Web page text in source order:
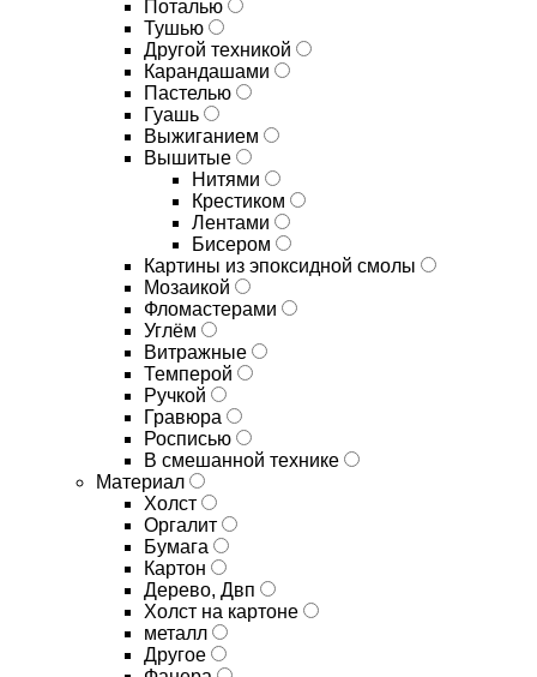
Поталью
Тушью
Другой техникой
Карандашами
Пастелью
Гуашь
Выжиганием
Вышитые
Нитями
Крестиком
Лентами
Бисером
Картины из эпоксидной смолы
Мозаикой
Фломастерами
Углём
Витражные
Темперой
Ручкой
Гравюра
Росписью
В смешанной технике
Материал
Холст
Оргалит
Бумага
Картон
Дерево, Двп
Холст на картоне
металл
Другое